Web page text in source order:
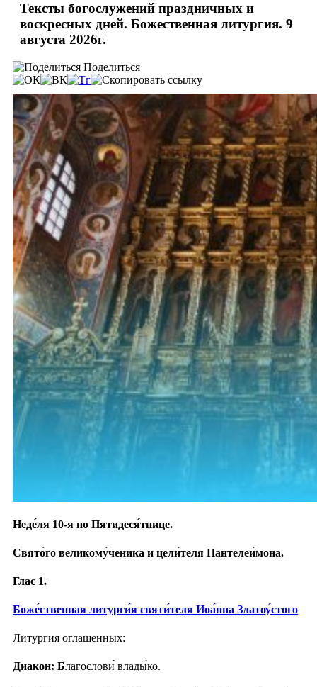
Тексты богослужений праздничных и
воскресных дней. Божественная литургия. 9
августа 2026г.
Поделиться
Неде́ля 10-я по Пятидеся́тнице.
Свято́го великому́ченика и цели́теля Пантелеи́мона.
Глас 1.
Боже́ственная литурги́я святи́теля Иоа́нна Златоу́стого
Литургия оглашенных:
Диакон: Благослови́ влады́ко.